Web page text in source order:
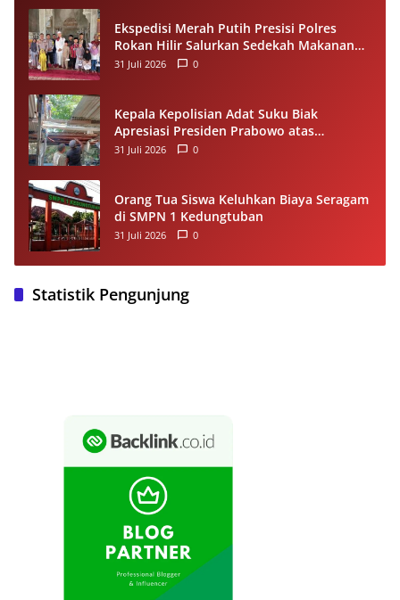
Ekspedisi Merah Putih Presisi Polres
Rokan Hilir Salurkan Sedekah Makanan
untuk Anak Yatim di Panipahan
31 Juli 2026 0
Kepala Kepolisian Adat Suku Biak
Apresiasi Presiden Prabowo atas
Renovasi Rumah Singgah Pasar Boswesen
31 Juli 2026 0
Orang Tua Siswa Keluhkan Biaya Seragam
di SMPN 1 Kedungtuban
31 Juli 2026 0
Statistik Pengunjung